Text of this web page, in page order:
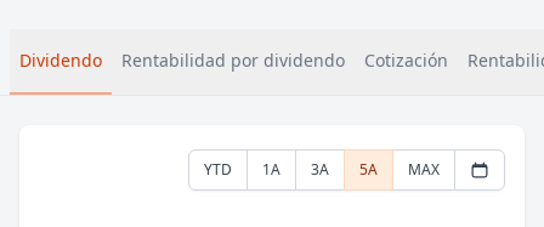
Dividendo Rentabilidad por dividendo Cotización
YTD 1A 3A 5A MAX